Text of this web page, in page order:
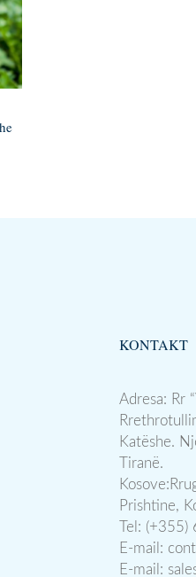
KONTAKT
Adresa: Rr
Katëshe.
Tiranë.
Prishtine,
Tel:
E-mail:
E-mail: